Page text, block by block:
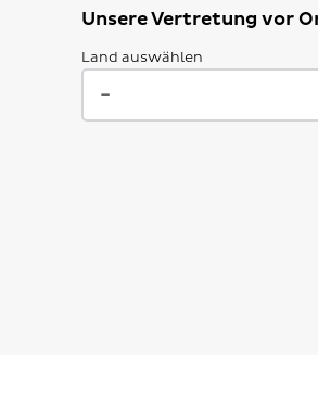
Unsere Vertretung vor
Land auswählen